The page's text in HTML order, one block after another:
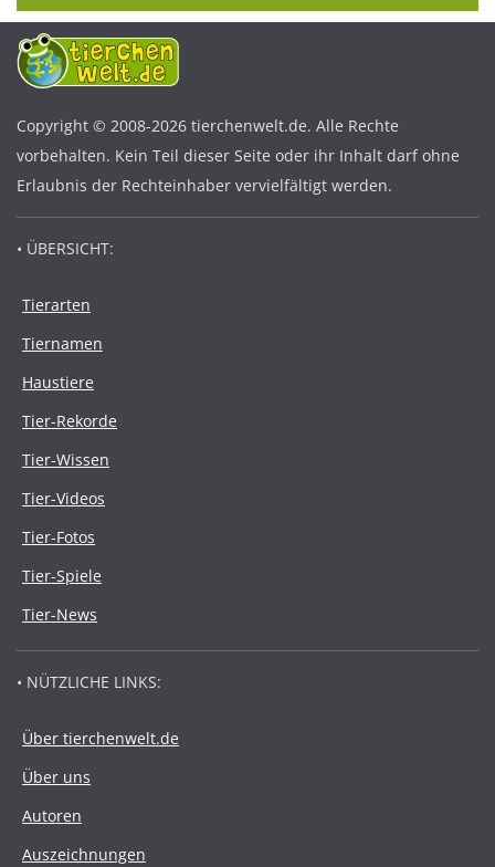
Copyright © 2008-2026 tierchenwelt.de. Alle Rechte
vorbehalten. Kein Teil dieser Seite oder ihr Inhalt darf ohne
Erlaubnis der Rechteinhaber vervielfältigt werden.
• ÜBERSICHT:
Tierarten
Tiernamen
Haustiere
Tier-Rekorde
Tier-Wissen
Tier-Videos
Tier-Fotos
Tier-Spiele
Tier-News
• NÜTZLICHE LINKS:
Über tierchenwelt.de
Über uns
Autoren
Auszeichnungen